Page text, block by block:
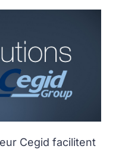
Cegid facilitent